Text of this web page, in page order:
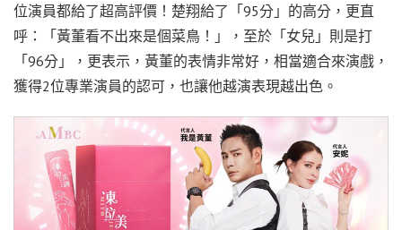
位演員都給了超高評價！楚翔給了「95分」的高分，更直
呼：「黃董看不出來是個菜鳥！」，至於「女兒」則是打
「96分」，更表示，黃董的表情非常好，相當適合來演戲，
獲得2位專業演員的認可，也讓他越演表現越出色。